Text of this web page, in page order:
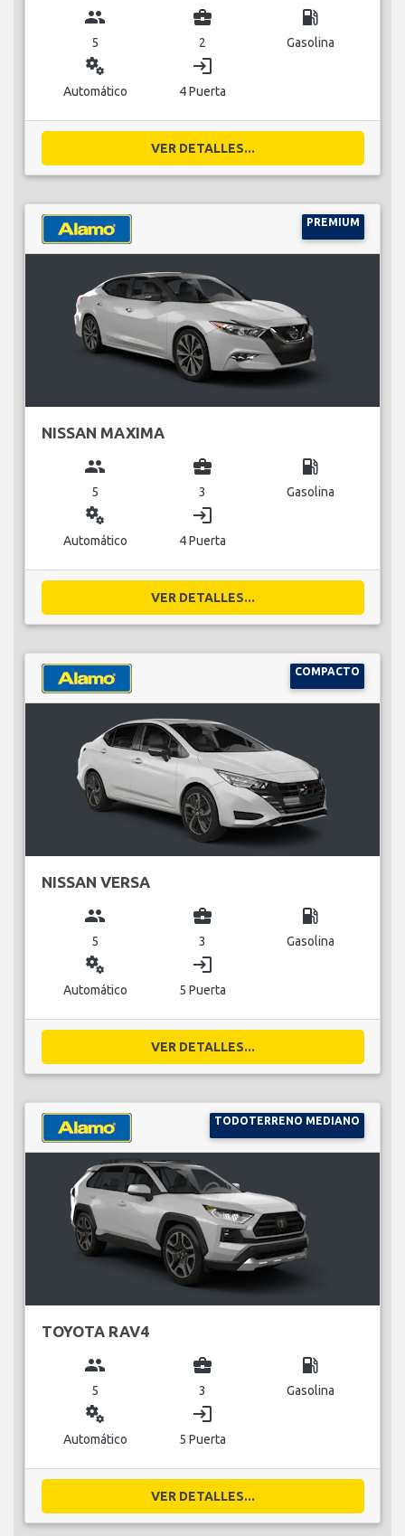
group
5
business_center
2
local_gas_station
Gasolina
miscellaneous_services
Automático
login
4 Puerta
VER DETALLES...
PREMIUM
NISSAN MAXIMA
group
5
business_center
3
local_gas_station
Gasolina
miscellaneous_services
Automático
login
4 Puerta
VER DETALLES...
COMPACTO
NISSAN VERSA
group
5
business_center
3
local_gas_station
Gasolina
miscellaneous_services
Automático
login
5 Puerta
VER DETALLES...
TODOTERRENO MEDIANO
TOYOTA RAV4
group
5
business_center
3
local_gas_station
Gasolina
miscellaneous_services
Automático
login
5 Puerta
VER DETALLES...